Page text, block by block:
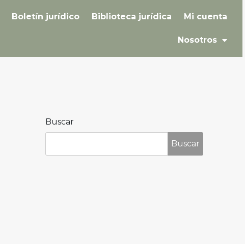
Boletín jurídico Biblioteca jurídica Mi cuenta
Nosotros
Buscar
Buscar